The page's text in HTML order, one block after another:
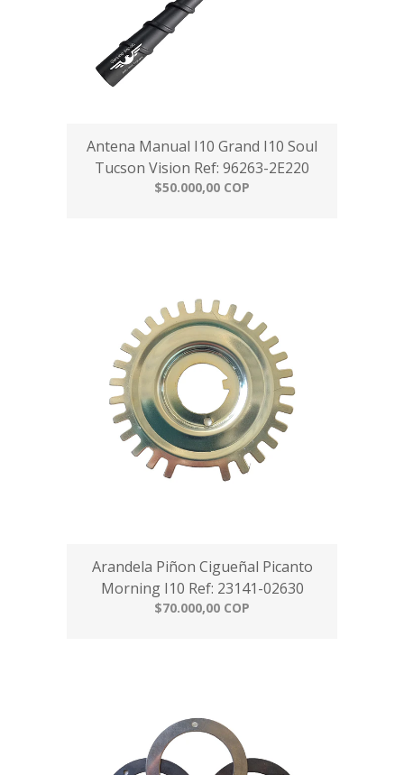
Antena Manual I10 Grand I10 Soul
Tucson Vision Ref: 96263-2E220
$50.000,00 COP
Arandela Piñon Cigueñal Picanto
Morning I10 Ref: 23141-02630
$70.000,00 COP